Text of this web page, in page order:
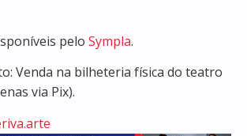
pelo Sympla.
Venda na bilheteria física do teatro
via Pix).